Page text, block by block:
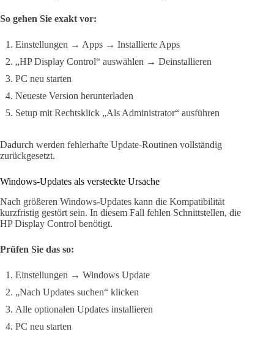
So gehen Sie exakt vor:
Einstellungen → Apps → Installierte Apps
„HP Display Control“ auswählen → Deinstallieren
PC neu starten
Neueste Version herunterladen
Setup mit Rechtsklick „Als Administrator“ ausführen
Dadurch werden fehlerhafte Update-Routinen vollständig
zurückgesetzt.
Windows-Updates als versteckte Ursache
Nach größeren Windows-Updates kann die Kompatibilität
kurzfristig gestört sein. In diesem Fall fehlen Schnittstellen, die
HP Display Control benötigt.
Prüfen Sie das so:
Einstellungen → Windows Update
„Nach Updates suchen“ klicken
Alle optionalen Updates installieren
PC neu starten